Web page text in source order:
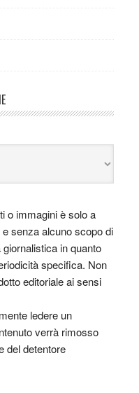
o immagini è solo a
senza alcuno scopo di
in quanto
specifica. Non
editoriale ai sensi
ledere un
verrà rimosso
del detentore